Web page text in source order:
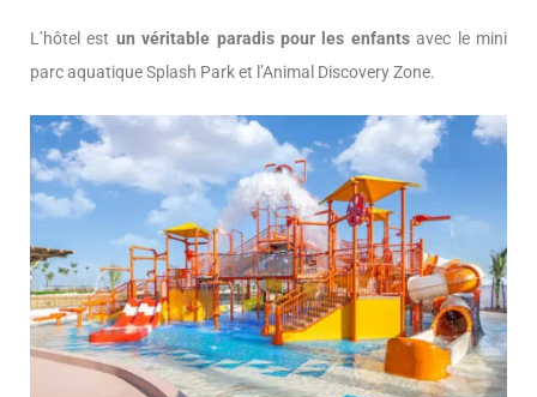
L’hôtel est un véritable paradis pour les enfantsavec le mini
parc aquatique Splash Park et l’Animal Discovery Zone.